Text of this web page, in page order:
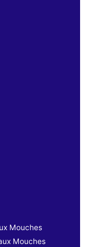
Mouches
Mouches